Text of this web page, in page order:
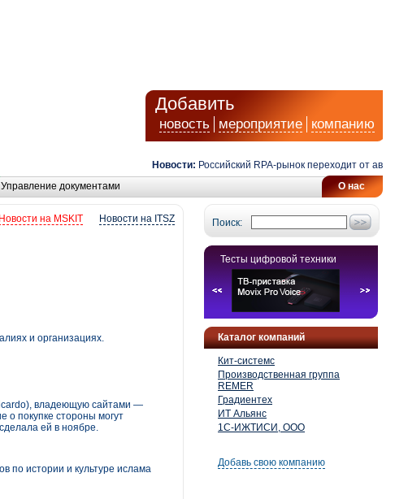
Добавить
новость мероприятие компанию
Новости: Российский RPA-рынок переходит от
О нас
Управление документами
Поиск:
Тесты цифровой техники
Каталог компаний
Кит-системс
Производственная группа
REMER
Градиентех
ИТ Альянс
1С-ИЖТИСИ, ООО
Добавь свою компанию
Новости на ITSZ
Новости на MSKIT
и организациях.
владеющую сайтами —
о покупке стороны могут
ей в ноябре.
по истории и культуре ислама